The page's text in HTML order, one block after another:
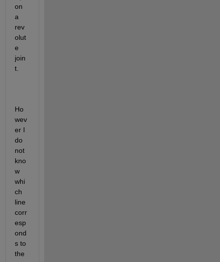
on
a
rev
olut
e
join
t.
Ho
wev
er I
do
not
kno
w
whi
ch
line
corr
esp
ond
s to
the